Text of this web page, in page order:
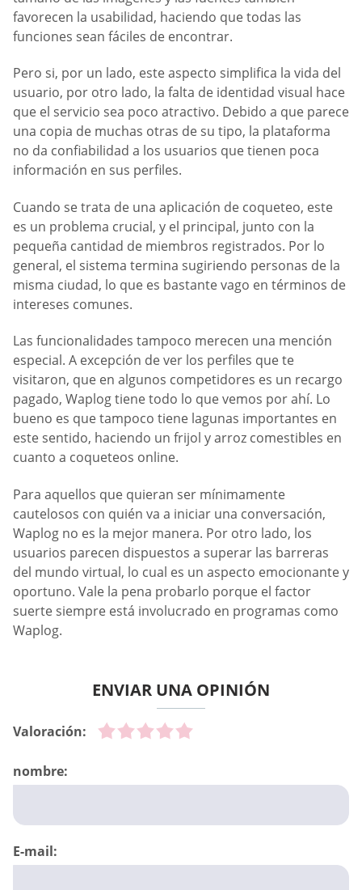
favorecen la usabilidad, haciendo que todas las
funciones sean fáciles de encontrar.
Pero si, por un lado, este aspecto simplifica la vida del
usuario, por otro lado, la falta de identidad visual hace
que el servicio sea poco atractivo. Debido a que parece
una copia de muchas otras de su tipo, la plataforma
no da confiabilidad a los usuarios que tienen poca
información en sus perfiles.
Cuando se trata de una aplicación de coqueteo, este
es un problema crucial, y el principal, junto con la
pequeña cantidad de miembros registrados. Por lo
general, el sistema termina sugiriendo personas de la
misma ciudad, lo que es bastante vago en términos de
intereses comunes.
Las funcionalidades tampoco merecen una mención
especial. A excepción de ver los perfiles que te
visitaron, que en algunos competidores es un recargo
pagado, Waplog tiene todo lo que vemos por ahí. Lo
bueno es que tampoco tiene lagunas importantes en
este sentido, haciendo un frijol y arroz comestibles en
cuanto a coqueteos online.
Para aquellos que quieran ser mínimamente
cautelosos con quién va a iniciar una conversación,
Waplog no es la mejor manera. Por otro lado, los
usuarios parecen dispuestos a superar las barreras
del mundo virtual, lo cual es un aspecto emocionante y
oportuno. Vale la pena probarlo porque el factor
suerte siempre está involucrado en programas como
Waplog.
ENVIAR UNA OPINIÓN
Valoración:
nombre:
E-mail: